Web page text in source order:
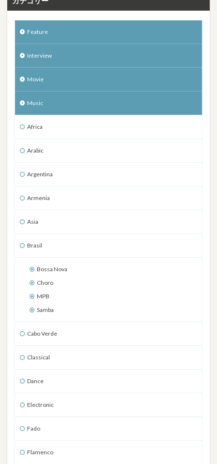
Feature
Interview
Movie
Music
Africa
Arabic
Argentina
Armenia
Asia
Brasil
Bossa Nova
Choro
MPB
Samba
Cabo Verde
Classical
Dance
Electronic
Fado
Flamenco